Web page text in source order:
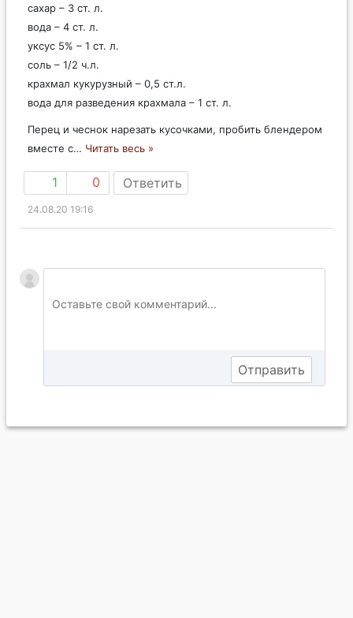
сахар – 3 ст. л.
вода – 4 ст. л.
уксус 5% – 1 ст. л.
соль – 1/2 ч.л.
крахмал кукурузный – 0,5 ст.л.
вода для разведения крахмала – 1 ст. л.
Перец и чеснок нарезать кусочками, пробить блендером
вместе с… Читать весь »
1 0 Ответить
24.08.20 19:16